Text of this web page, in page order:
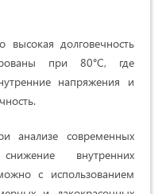
долговечность
при 80°С, где
напряжения и
анализе современных
внутренних
с использованием